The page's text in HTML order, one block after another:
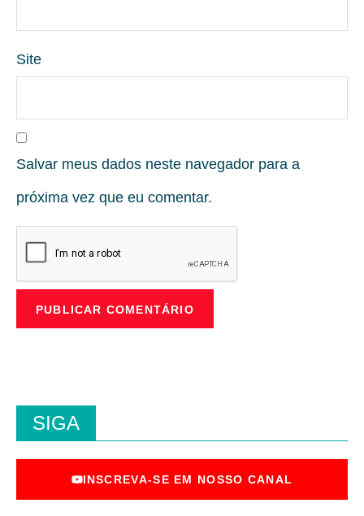
Site
Salvar meus dados neste navegador para a
próxima vez que eu comentar.
SIGA
INSCREVA-SE EM NOSSO CANAL